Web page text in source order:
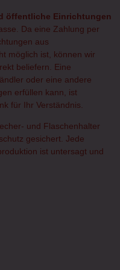
öffentliche Einrichtungen
Da eine Zahlung per
aus
möglich ist, können wir
beliefern. Eine
oder eine andere
erfüllen kann, ist
für Ihr Verständnis.
und Flaschenhalter
gesichert. Jede
ist untersagt und